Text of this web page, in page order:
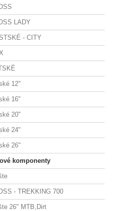
LADY
- CITY
12"
16"
20"
24"
26"
komponenty
- TREKKING 700
26" MTB,Dirt